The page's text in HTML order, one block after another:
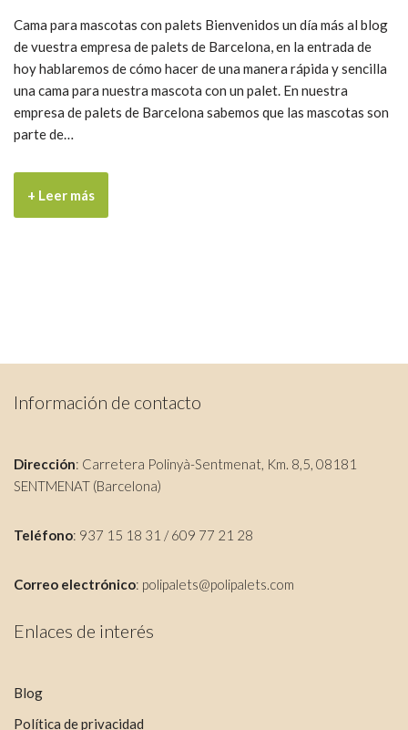
Cama para mascotas con palets Bienvenidos un día más al blog
de vuestra empresa de palets de Barcelona, en la entrada de
hoy hablaremos de cómo hacer de una manera rápida y sencilla
una cama para nuestra mascota con un palet. En nuestra
empresa de palets de Barcelona sabemos que las mascotas son
parte de…
+ Leer más
Información de contacto
Dirección: Carretera Polinyà-Sentmenat, Km. 8,5, 08181
SENTMENAT (Barcelona)
Teléfono: 937 15 18 31 / 609 77 21 28
Correo electrónico: polipalets@polipalets.com
Enlaces de interés
Blog
Política de privacidad